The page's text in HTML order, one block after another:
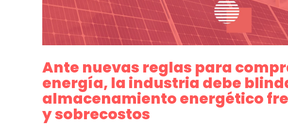
Ante nuevas reglas para
energía, la industria debe
almacenamiento energético
y sobrecostos